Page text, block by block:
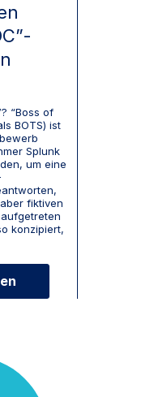
“Boss of
BOTS) ist
Splunk
um eine
fiktiven
konzipiert,